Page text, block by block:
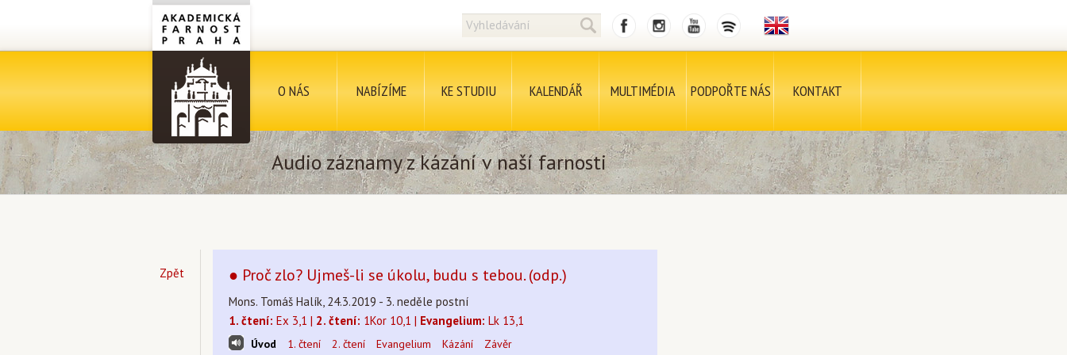
O NÁS NABÍZÍME KE STUDIU KALENDÁŘ MULTIMÉDIA PODPOŘTE NÁS KONTAKT
Audio záznamy z kázání v naší farnosti
Zpět ● Proč zlo? Ujmeš-li se úkolu, budu s tebou. (odp.)
Mons. Tomáš Halík, 24.3.2019 - 3. neděle postní
1. čtení: Ex 3,1 | 2. čtení: 1Kor 10,1 | Evangelium: Lk 13,1
Úvod 1. čtení 2. čtení Evangelium Kázání Závěr